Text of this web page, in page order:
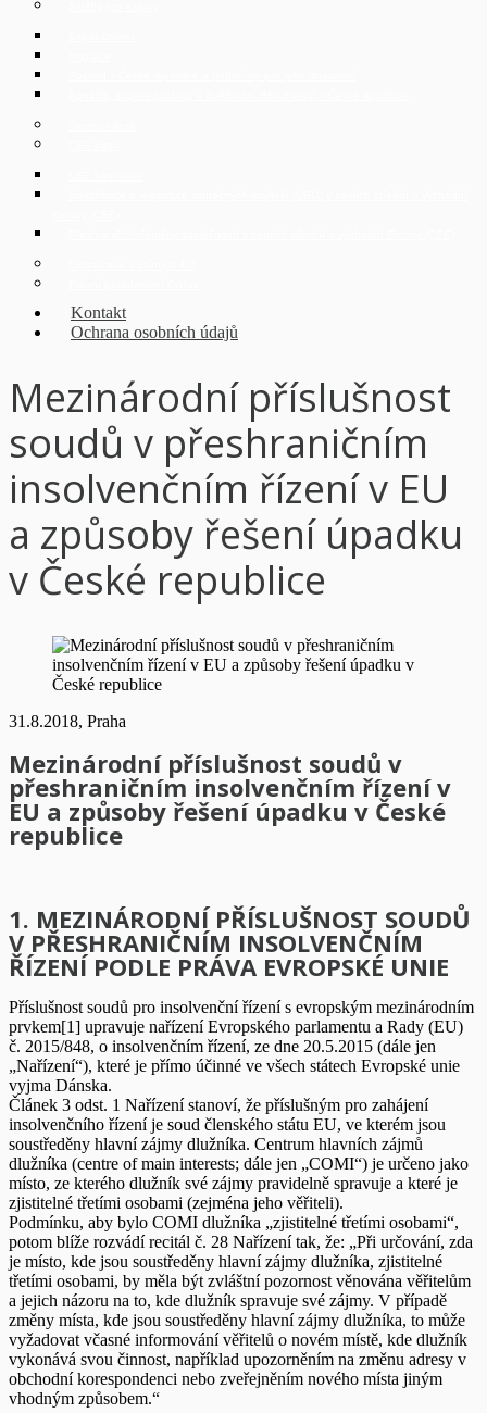
Kontakt
Ochrana osobních údajů
Mezinárodní příslušnost
soudů v přeshraničním
insolvenčním řízení v EU
a způsoby řešení úpadku
v České republice
31.8.2018, Praha
Mezinárodní příslušnost soudů v
přeshraničním insolvenčním řízení v
EU a způsoby řešení úpadku v České
republice
1. MEZINÁRODNÍ PŘÍSLUŠNOST SOUDŮ
V PŘESHRANIČNÍM INSOLVENČNÍM
ŘÍZENÍ PODLE PRÁVA EVROPSKÉ UNIE
Příslušnost soudů pro insolvenční řízení s evropským mezinárodním
prvkem[1] upravuje nařízení Evropského parlamentu a Rady (EU)
č. 2015/848, o insolvenčním řízení, ze dne 20.5.2015 (dále jen
„Nařízení“), které je přímo účinné ve všech státech Evropské unie
vyjma Dánska.
Článek 3 odst. 1 Nařízení stanoví, že příslušným pro zahájení
insolvenčního řízení je soud členského státu EU, ve kterém jsou
soustředěny hlavní zájmy dlužníka. Centrum hlavních zájmů
dlužníka (centre of main interests; dále jen „COMI“) je určeno jako
místo, ze kterého dlužník své zájmy pravidelně spravuje a které je
zjistitelné třetími osobami (zejména jeho věřiteli).
Podmínku, aby bylo COMI dlužníka „zjistitelné třetími osobami“,
potom blíže rozvádí recitál č. 28 Nařízení tak, že: „Při určování, zda
je místo, kde jsou soustředěny hlavní zájmy dlužníka, zjistitelné
třetími osobami, by měla být zvláštní pozornost věnována věřitelům
a jejich názoru na to, kde dlužník spravuje své zájmy. V případě
změny místa, kde jsou soustředěny hlavní zájmy dlužníka, to může
vyžadovat včasné informování věřitelů o novém místě, kde dlužník
vykonává svou činnost, například upozorněním na změnu adresy v
obchodní korespondenci nebo zveřejněním nového místa jiným
vhodným způsobem.“